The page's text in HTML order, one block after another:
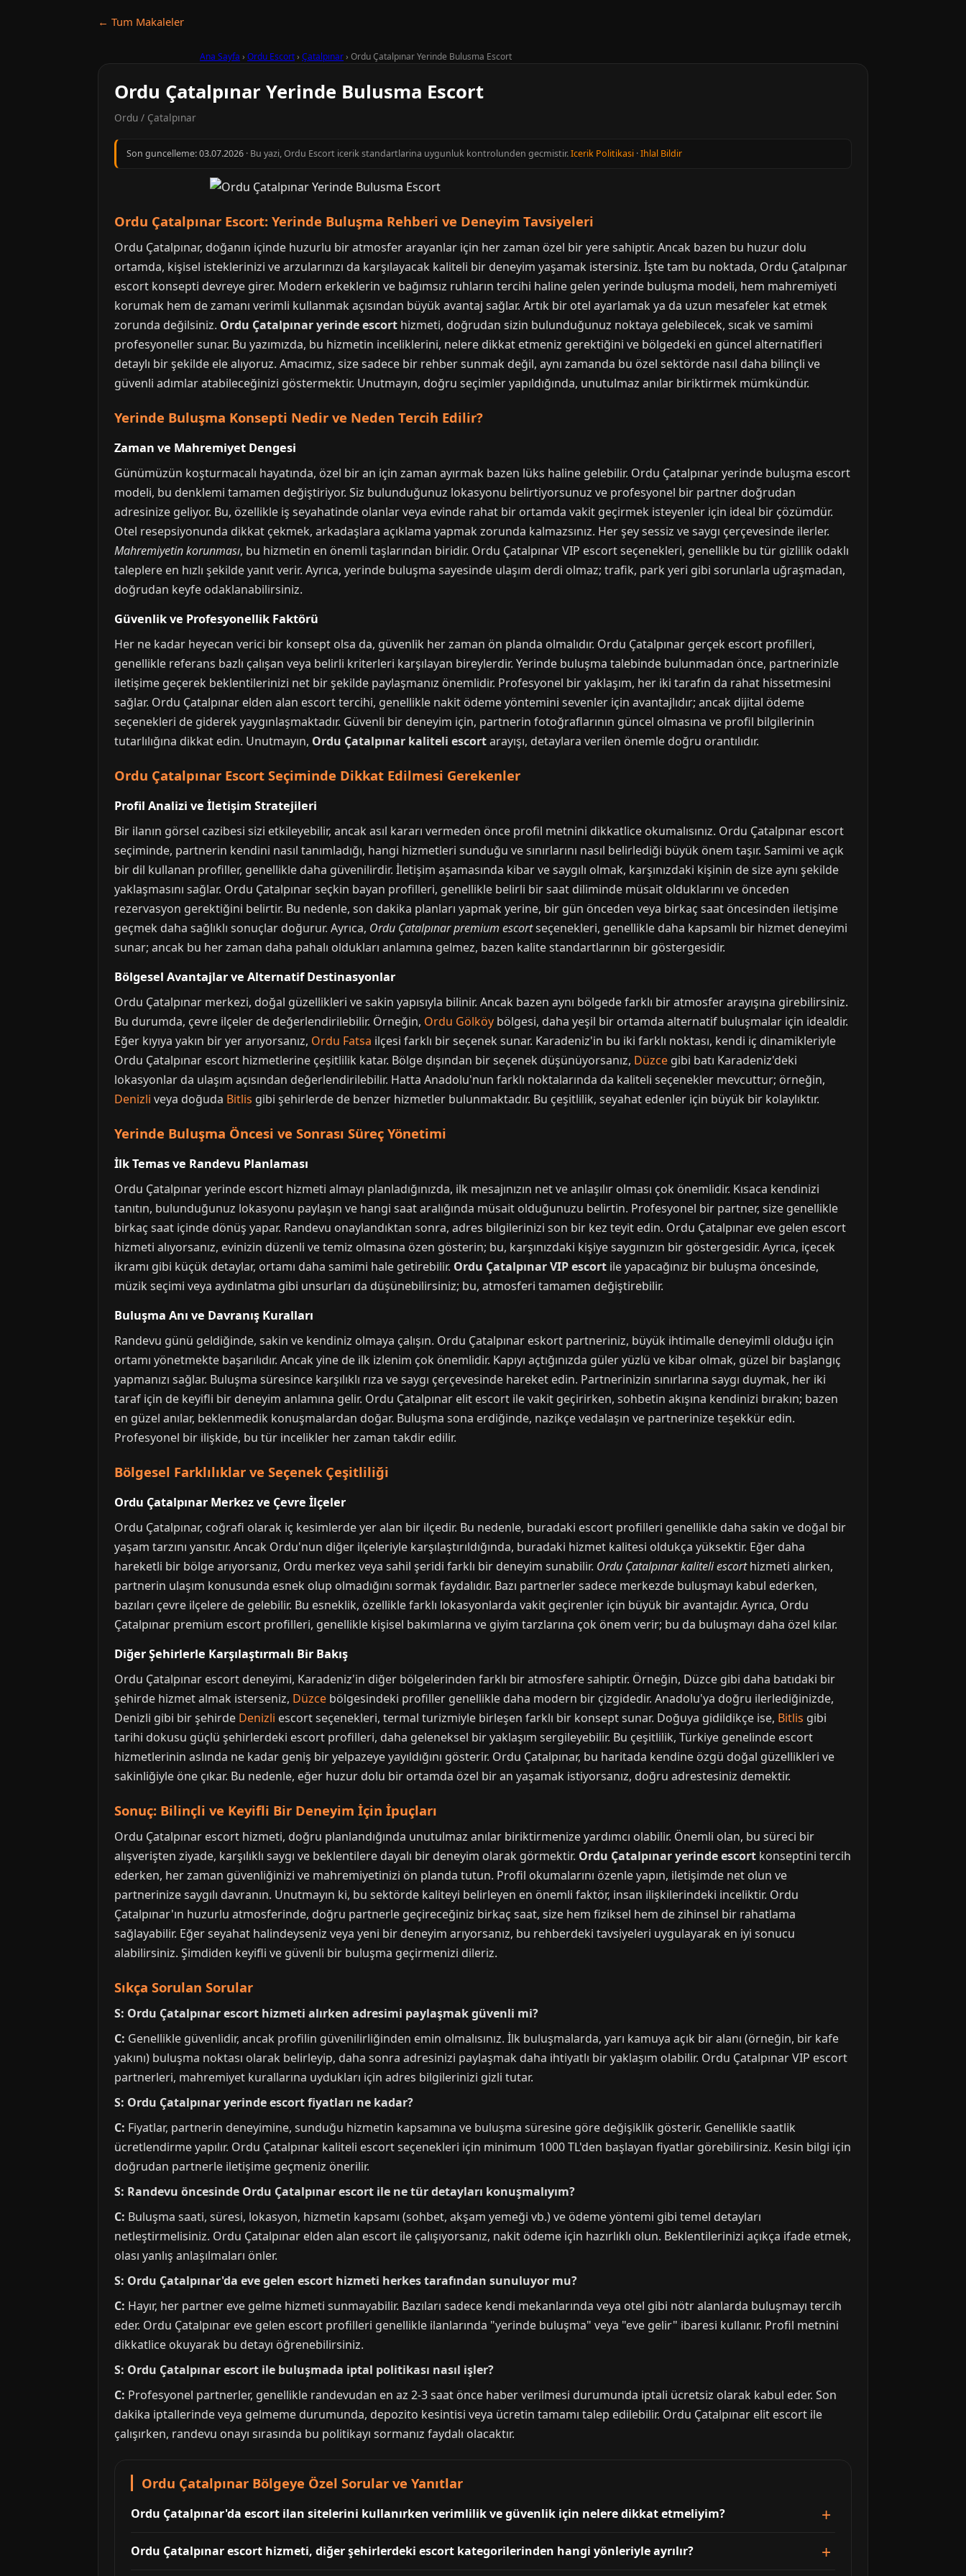
← Tum Makaleler
Ana Sayfa › Ordu Escort› Çatalpınar› Ordu Çatalpınar Yerinde Bulusma Escort
Ordu Çatalpınar Yerinde Bulusma Escort
Ordu / Çatalpınar
Son guncelleme:03.07.2026 · Bu yazi, Ordu Escort icerik standartlarina uygunluk kontrolunden gecmistir.Icerik Politikasi ·Ihlal Bildir
Ordu Çatalpınar Escort: Yerinde Buluşma Rehberi ve Deneyim Tavsiyeleri
Ordu Çatalpınar, doğanın içinde huzurlu bir atmosfer arayanlar için her zaman özel bir yere sahiptir. Ancak bazen bu huzur dolu
ortamda, kişisel isteklerinizi ve arzularınızı da karşılayacak kaliteli bir deneyim yaşamak istersiniz. İşte tam bu noktada, Ordu Çatalpınar
escort konsepti devreye girer. Modern erkeklerin ve bağımsız ruhların tercihi haline gelen yerinde buluşma modeli, hem mahremiyeti
korumak hem de zamanı verimli kullanmak açısından büyük avantaj sağlar. Artık bir otel ayarlamak ya da uzun mesafeler kat etmek
zorunda değilsiniz. Ordu Çatalpınar yerinde escort hizmeti, doğrudan sizin bulunduğunuz noktaya gelebilecek, sıcak ve samimi
profesyoneller sunar. Bu yazımızda, bu hizmetin inceliklerini, nelere dikkat etmeniz gerektiğini ve bölgedeki en güncel alternatifleri
detaylı bir şekilde ele alıyoruz. Amacımız, size sadece bir rehber sunmak değil, aynı zamanda bu özel sektörde nasıl daha bilinçli ve
güvenli adımlar atabileceğinizi göstermektir. Unutmayın, doğru seçimler yapıldığında, unutulmaz anılar biriktirmek mümkündür.
Yerinde Buluşma Konsepti Nedir ve Neden Tercih Edilir?
Zaman ve Mahremiyet Dengesi
Günümüzün koşturmacalı hayatında, özel bir an için zaman ayırmak bazen lüks haline gelebilir. Ordu Çatalpınar yerinde buluşma escort
modeli, bu denklemi tamamen değiştiriyor. Siz bulunduğunuz lokasyonu belirtiyorsunuz ve profesyonel bir partner doğrudan
adresinize geliyor. Bu, özellikle iş seyahatinde olanlar veya evinde rahat bir ortamda vakit geçirmek isteyenler için ideal bir çözümdür.
Otel resepsiyonunda dikkat çekmek, arkadaşlara açıklama yapmak zorunda kalmazsınız. Her şey sessiz ve saygı çerçevesinde ilerler.
Mahremiyetin korunması, bu hizmetin en önemli taşlarından biridir. Ordu Çatalpınar VIP escort seçenekleri, genellikle bu tür gizlilik odaklı
taleplere en hızlı şekilde yanıt verir. Ayrıca, yerinde buluşma sayesinde ulaşım derdi olmaz; trafik, park yeri gibi sorunlarla uğraşmadan,
doğrudan keyfe odaklanabilirsiniz.
Güvenlik ve Profesyonellik Faktörü
Her ne kadar heyecan verici bir konsept olsa da, güvenlik her zaman ön planda olmalıdır. Ordu Çatalpınar gerçek escort profilleri,
genellikle referans bazlı çalışan veya belirli kriterleri karşılayan bireylerdir. Yerinde buluşma talebinde bulunmadan önce, partnerinizle
iletişime geçerek beklentilerinizi net bir şekilde paylaşmanız önemlidir. Profesyonel bir yaklaşım, her iki tarafın da rahat hissetmesini
sağlar. Ordu Çatalpınar elden alan escort tercihi, genellikle nakit ödeme yöntemini sevenler için avantajlıdır; ancak dijital ödeme
seçenekleri de giderek yaygınlaşmaktadır. Güvenli bir deneyim için, partnerin fotoğraflarının güncel olmasına ve profil bilgilerinin
tutarlılığına dikkat edin. Unutmayın, Ordu Çatalpınar kaliteli escortarayışı, detaylara verilen önemle doğru orantılıdır.
Ordu Çatalpınar Escort Seçiminde Dikkat Edilmesi Gerekenler
Profil Analizi ve İletişim Stratejileri
Bir ilanın görsel cazibesi sizi etkileyebilir, ancak asıl kararı vermeden önce profil metnini dikkatlice okumalısınız. Ordu Çatalpınar escort
seçiminde, partnerin kendini nasıl tanımladığı, hangi hizmetleri sunduğu ve sınırlarını nasıl belirlediği büyük önem taşır. Samimi ve açık
bir dil kullanan profiller, genellikle daha güvenilirdir. İletişim aşamasında kibar ve saygılı olmak, karşınızdaki kişinin de size aynı şekilde
yaklaşmasını sağlar. Ordu Çatalpınar seçkin bayan profilleri, genellikle belirli bir saat diliminde müsait olduklarını ve önceden
rezervasyon gerektiğini belirtir. Bu nedenle, son dakika planları yapmak yerine, bir gün önceden veya birkaç saat öncesinden iletişime
geçmek daha sağlıklı sonuçlar doğurur. Ayrıca, Ordu Çatalpınar premium escortseçenekleri, genellikle daha kapsamlı bir hizmet deneyimi
sunar; ancak bu her zaman daha pahalı oldukları anlamına gelmez, bazen kalite standartlarının bir göstergesidir.
Bölgesel Avantajlar ve Alternatif Destinasyonlar
Ordu Çatalpınar merkezi, doğal güzellikleri ve sakin yapısıyla bilinir. Ancak bazen aynı bölgede farklı bir atmosfer arayışına girebilirsiniz.
Bu durumda, çevre ilçeler de değerlendirilebilir. Örneğin, Ordu Gölköy bölgesi, daha yeşil bir ortamda alternatif buluşmalar için idealdir.
Eğer kıyıya yakın bir yer arıyorsanız, Ordu Fatsa ilçesi farklı bir seçenek sunar. Karadeniz'in bu iki farklı noktası, kendi iç dinamikleriyle
Ordu Çatalpınar escort hizmetlerine çeşitlilik katar. Bölge dışından bir seçenek düşünüyorsanız, Düzce gibi batı Karadeniz'deki
lokasyonlar da ulaşım açısından değerlendirilebilir. Hatta Anadolu'nun farklı noktalarında da kaliteli seçenekler mevcuttur; örneğin,
Denizli veya doğuda Bitlis gibi şehirlerde de benzer hizmetler bulunmaktadır. Bu çeşitlilik, seyahat edenler için büyük bir kolaylıktır.
Yerinde Buluşma Öncesi ve Sonrası Süreç Yönetimi
İlk Temas ve Randevu Planlaması
Ordu Çatalpınar yerinde escort hizmeti almayı planladığınızda, ilk mesajınızın net ve anlaşılır olması çok önemlidir. Kısaca kendinizi
tanıtın, bulunduğunuz lokasyonu paylaşın ve hangi saat aralığında müsait olduğunuzu belirtin. Profesyonel bir partner, size genellikle
birkaç saat içinde dönüş yapar. Randevu onaylandıktan sonra, adres bilgilerinizi son bir kez teyit edin. Ordu Çatalpınar eve gelen escort
hizmeti alıyorsanız, evinizin düzenli ve temiz olmasına özen gösterin; bu, karşınızdaki kişiye saygınızın bir göstergesidir. Ayrıca, içecek
ikramı gibi küçük detaylar, ortamı daha samimi hale getirebilir. Ordu Çatalpınar VIP escort ile yapacağınız bir buluşma öncesinde,
müzik seçimi veya aydınlatma gibi unsurları da düşünebilirsiniz; bu, atmosferi tamamen değiştirebilir.
Buluşma Anı ve Davranış Kuralları
Randevu günü geldiğinde, sakin ve kendiniz olmaya çalışın. Ordu Çatalpınar eskort partneriniz, büyük ihtimalle deneyimli olduğu için
ortamı yönetmekte başarılıdır. Ancak yine de ilk izlenim çok önemlidir. Kapıyı açtığınızda güler yüzlü ve kibar olmak, güzel bir başlangıç
yapmanızı sağlar. Buluşma süresince karşılıklı rıza ve saygı çerçevesinde hareket edin. Partnerinizin sınırlarına saygı duymak, her iki
taraf için de keyifli bir deneyim anlamına gelir. Ordu Çatalpınar elit escort ile vakit geçirirken, sohbetin akışına kendinizi bırakın; bazen
en güzel anılar, beklenmedik konuşmalardan doğar. Buluşma sona erdiğinde, nazikçe vedalaşın ve partnerinize teşekkür edin.
Profesyonel bir ilişkide, bu tür incelikler her zaman takdir edilir.
Bölgesel Farklılıklar ve Seçenek Çeşitliliği
Ordu Çatalpınar Merkez ve Çevre İlçeler
Ordu Çatalpınar, coğrafi olarak iç kesimlerde yer alan bir ilçedir. Bu nedenle, buradaki escort profilleri genellikle daha sakin ve doğal bir
yaşam tarzını yansıtır. Ancak Ordu'nun diğer ilçeleriyle karşılaştırıldığında, buradaki hizmet kalitesi oldukça yüksektir. Eğer daha
hareketli bir bölge arıyorsanız, Ordu merkez veya sahil şeridi farklı bir deneyim sunabilir. Ordu Çatalpınar kaliteli escorthizmeti alırken,
partnerin ulaşım konusunda esnek olup olmadığını sormak faydalıdır. Bazı partnerler sadece merkezde buluşmayı kabul ederken,
bazıları çevre ilçelere de gelebilir. Bu esneklik, özellikle farklı lokasyonlarda vakit geçirenler için büyük bir avantajdır. Ayrıca, Ordu
Çatalpınar premium escort profilleri, genellikle kişisel bakımlarına ve giyim tarzlarına çok önem verir; bu da buluşmayı daha özel kılar.
Diğer Şehirlerle Karşılaştırmalı Bir Bakış
Ordu Çatalpınar escort deneyimi, Karadeniz'in diğer bölgelerinden farklı bir atmosfere sahiptir. Örneğin, Düzce gibi daha batıdaki bir
şehirde hizmet almak isterseniz, Düzce bölgesindeki profiller genellikle daha modern bir çizgidedir. Anadolu'ya doğru ilerlediğinizde,
Denizli gibi bir şehirde Denizli escort seçenekleri, termal turizmiyle birleşen farklı bir konsept sunar. Doğuya gidildikçe ise, Bitlis gibi
tarihi dokusu güçlü şehirlerdeki escort profilleri, daha geleneksel bir yaklaşım sergileyebilir. Bu çeşitlilik, Türkiye genelinde escort
hizmetlerinin aslında ne kadar geniş bir yelpazeye yayıldığını gösterir. Ordu Çatalpınar, bu haritada kendine özgü doğal güzellikleri ve
sakinliğiyle öne çıkar. Bu nedenle, eğer huzur dolu bir ortamda özel bir an yaşamak istiyorsanız, doğru adrestesiniz demektir.
Sonuç: Bilinçli ve Keyifli Bir Deneyim İçin İpuçları
Ordu Çatalpınar escort hizmeti, doğru planlandığında unutulmaz anılar biriktirmenize yardımcı olabilir. Önemli olan, bu süreci bir
alışverişten ziyade, karşılıklı saygı ve beklentilere dayalı bir deneyim olarak görmektir. Ordu Çatalpınar yerinde escort konseptini tercih
ederken, her zaman güvenliğinizi ve mahremiyetinizi ön planda tutun. Profil okumalarını özenle yapın, iletişimde net olun ve
partnerinize saygılı davranın. Unutmayın ki, bu sektörde kaliteyi belirleyen en önemli faktör, insan ilişkilerindeki inceliktir. Ordu
Çatalpınar'ın huzurlu atmosferinde, doğru partnerle geçireceğiniz birkaç saat, size hem fiziksel hem de zihinsel bir rahatlama
sağlayabilir. Eğer seyahat halindeyseniz veya yeni bir deneyim arıyorsanız, bu rehberdeki tavsiyeleri uygulayarak en iyi sonucu
alabilirsiniz. Şimdiden keyifli ve güvenli bir buluşma geçirmenizi dileriz.
Sıkça Sorulan Sorular
S: Ordu Çatalpınar escort hizmeti alırken adresimi paylaşmak güvenli mi?
C: Genellikle güvenlidir, ancak profilin güvenilirliğinden emin olmalısınız. İlk buluşmalarda, yarı kamuya açık bir alanı (örneğin, bir kafe
yakını) buluşma noktası olarak belirleyip, daha sonra adresinizi paylaşmak daha ihtiyatlı bir yaklaşım olabilir. Ordu Çatalpınar VIP escort
partnerleri, mahremiyet kurallarına uydukları için adres bilgilerinizi gizli tutar.
S: Ordu Çatalpınar yerinde escort fiyatları ne kadar?
C: Fiyatlar, partnerin deneyimine, sunduğu hizmetin kapsamına ve buluşma süresine göre değişiklik gösterir. Genellikle saatlik
ücretlendirme yapılır. Ordu Çatalpınar kaliteli escort seçenekleri için minimum 1000 TL'den başlayan fiyatlar görebilirsiniz. Kesin bilgi için
doğrudan partnerle iletişime geçmeniz önerilir.
S: Randevu öncesinde Ordu Çatalpınar escort ile ne tür detayları konuşmalıyım?
C: Buluşma saati, süresi, lokasyon, hizmetin kapsamı (sohbet, akşam yemeği vb.) ve ödeme yöntemi gibi temel detayları
netleştirmelisiniz. Ordu Çatalpınar elden alan escort ile çalışıyorsanız, nakit ödeme için hazırlıklı olun. Beklentilerinizi açıkça ifade etmek,
olası yanlış anlaşılmaları önler.
S: Ordu Çatalpınar'da eve gelen escort hizmeti herkes tarafından sunuluyor mu?
C: Hayır, her partner eve gelme hizmeti sunmayabilir. Bazıları sadece kendi mekanlarında veya otel gibi nötr alanlarda buluşmayı tercih
eder. Ordu Çatalpınar eve gelen escort profilleri genellikle ilanlarında "yerinde buluşma" veya "eve gelir" ibaresi kullanır. Profil metnini
dikkatlice okuyarak bu detayı öğrenebilirsiniz.
S: Ordu Çatalpınar escort ile buluşmada iptal politikası nasıl işler?
C: Profesyonel partnerler, genellikle randevudan en az 2-3 saat önce haber verilmesi durumunda iptali ücretsiz olarak kabul eder. Son
dakika iptallerinde veya gelmeme durumunda, depozito kesintisi veya ücretin tamamı talep edilebilir. Ordu Çatalpınar elit escort ile
çalışırken, randevu onayı sırasında bu politikayı sormanız faydalı olacaktır.
Ordu Çatalpınar Bölgeye Özel Sorular ve Yanıtlar
Ordu Çatalpınar'da escort ilan sitelerini kullanırken verimlilik ve güvenlik için nelere dikkat etmeliyim?
Ordu Çatalpınar escort hizmeti, diğer şehirlerdeki escort kategorilerinden hangi yönleriyle ayrılır?